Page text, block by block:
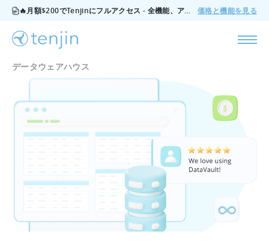
🔥月額$200でTenjinにフルアクセス - 全機能、アドオンなし、いつでもキャンセル可能。 価格と機能を見る
データウェアハウス